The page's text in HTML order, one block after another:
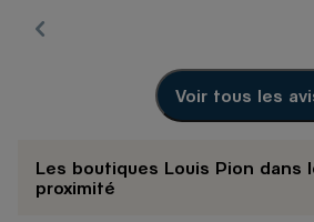
Voir tous les
Les boutiques Louis Pion dans
proximité